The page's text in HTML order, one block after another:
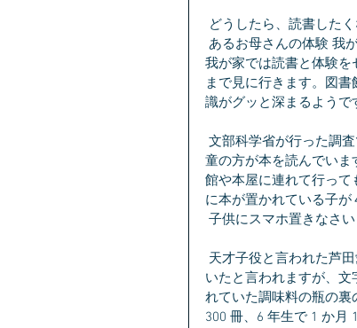
どうしたら、読書した
あるお母さんの体験 我
我が家では読書と体験
まで見に行きます。図
識がグッと深まるようで
童の方が本を読んでい
館や本屋に連れて行っ
に本が置かれている子が
子供にスマホ置きなさ
いたと言われますが、
れていた調味料の瓶の
300 冊、6 年生で 1 か月